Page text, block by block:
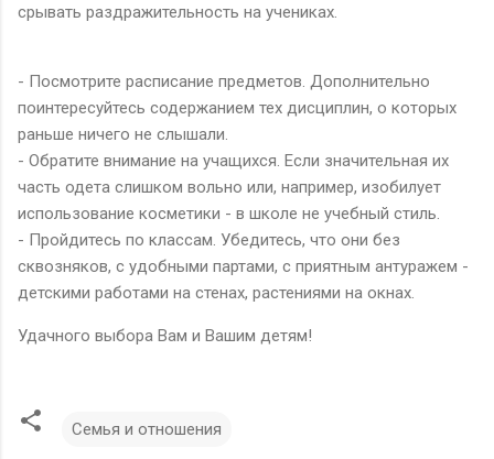
срывать раздражительность на учениках.
- Посмотрите расписание предметов. Дополнительно
поинтересуйтесь содержанием тех дисциплин, о которых
раньше ничего не слышали.
- Обратите внимание на учащихся. Если значительная их
часть одета слишком вольно или, например, изобилует
использование косметики - в школе не учебный стиль.
- Пройдитесь по классам. Убедитесь, что они без
сквозняков, с удобными партами, с приятным антуражем -
детскими работами на стенах, растениями на окнах.
Удачного выбора Вам и Вашим детям!
Семья и отношения